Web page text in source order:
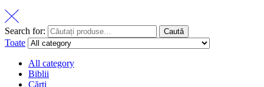
Search for: Caută
Toate
All category
Biblii
Cărți